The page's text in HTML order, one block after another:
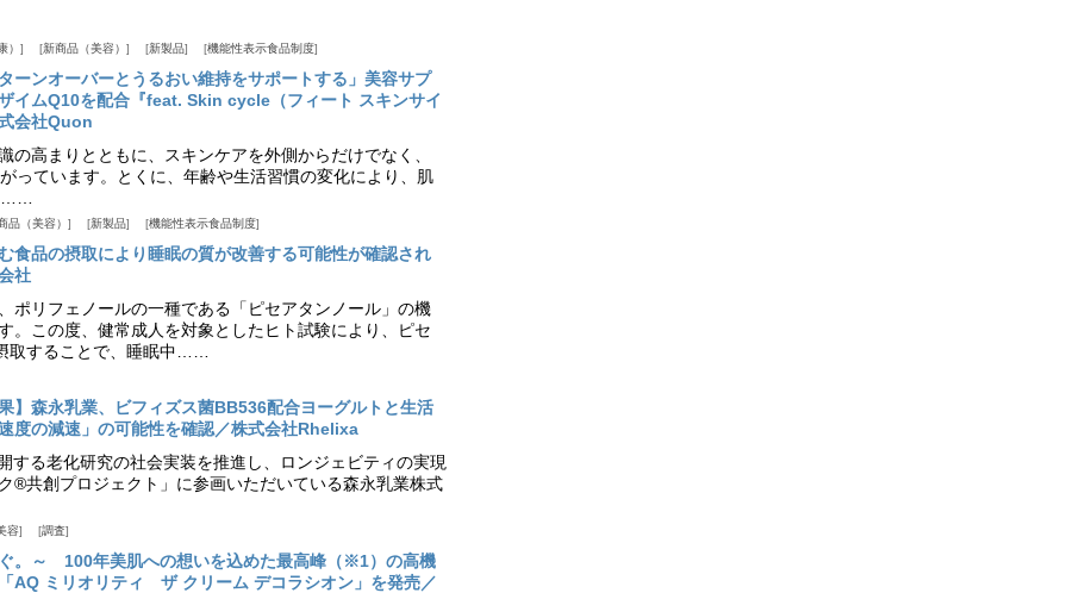
） 新商品（美容） 新製品 機能性表示食品制度
ーンオーバーとうるおい維持をサポートする」美容サプ
イムQ10を配合『feat. Skin cycle（フィート スキンサイ
会社Quon
の高まりとともに、スキンケアを外側からだけでなく、
っています。とくに、年齢や生活習慣の変化により、肌
品（美容） 新製品 機能性表示食品制度
食品の摂取により睡眠の質が改善する可能性が確認され
社
ポリフェノールの一種である「ピセアタンノール」の機
。この度、健常成人を対象としたヒト試験により、ピセ
取することで、睡眠中……
】森永乳業、ビフィズス菌BB536配合ヨーグルトと生活
度の減速」の可能性を確認／株式会社Rhelixa
る老化研究の社会実装を推進し、ロンジェビティの実現
®共創プロジェクト」に参画いただいている森永乳業株式
容 調査
。～ 100年美肌への想いを込めた最高峰（※1）の高機
AQ ミリオリティ ザ クリーム デコラシオン」を発売／